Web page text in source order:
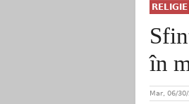
RELIGIE
în
Mar, 06/